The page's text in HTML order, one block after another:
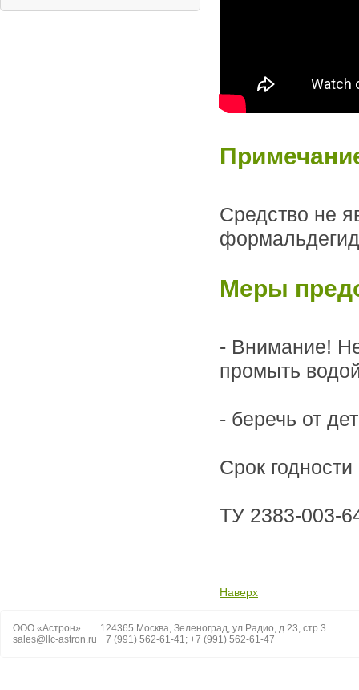
Средство не
Меры
- Внимание!
промыть
- беречь от
Срок
ТУ 2383-003-
Наверх
ООО «Астрон»
sales@llc-astron.ru
124365 Москва, Зеленоград, ул.Радио, д.23, стр.3
+7 (991) 562-61-41; +7 (991) 562-61-47